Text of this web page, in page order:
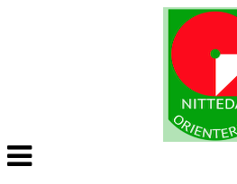
Veksle
navigasjon